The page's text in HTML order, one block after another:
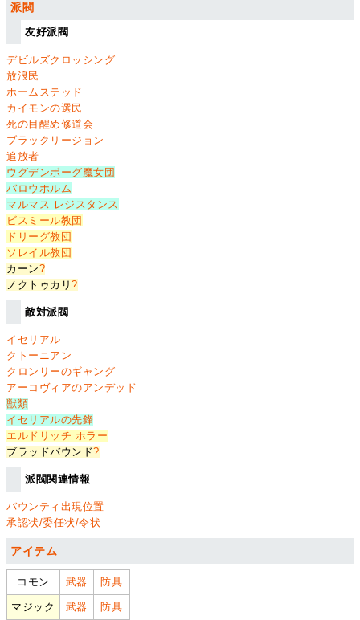
派閥
友好派閥
デビルズクロッシング
放浪民
ホームステッド
カイモンの選民
死の目醒め修道会
ブラックリージョン
追放者
ウグデンボーグ魔女団
バロウホルム
マルマス レジスタンス
ビスミール教団
ドリーグ教団
ソレイル教団
カーン?
ノクトゥカリ?
敵対派閥
イセリアル
クトーニアン
クロンリーのギャング
アーコヴィアのアンデッド
獣類
イセリアルの先鋒
エルドリッチ ホラー
ブラッドバウンド?
派閥関連情報
バウンティ出現位置
承認状/委任状/令状
アイテム
コモン 武器 防具
マジック 武器 防具